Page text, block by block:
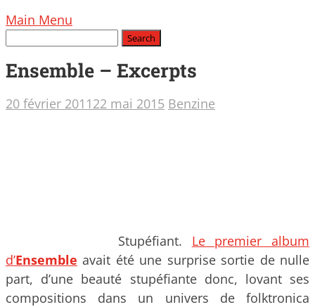
Main Menu
Ensemble – Excerpts
20 février 201122 mai 2015 Benzine
Stupéfiant. Le premier album
d’Ensemble avait été une surprise sortie de nulle
part, d’une beauté stupéfiante donc, lovant ses
compositions dans un univers de folktronica